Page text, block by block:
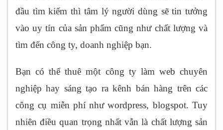
đầu tìm kiếm thì tâm lý người dùng sẽ tin tưởng
vào uy tín của sản phẩm cũng như chất lượng và
tìm đến công ty, doanh nghiệp bạn.
Bạn có thể thuê một công ty làm web chuyên
nghiệp hay sáng tạo ra kênh bán hàng trên các
công cụ miễn phí như wordpress, blogspot. Tuy
nhiên điều quan trọng nhất vẫn là chất lượng sản